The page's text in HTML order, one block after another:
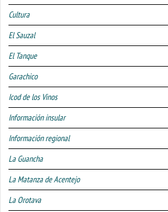
Cultura
El Sauzal
El Tanque
Garachico
Icod de los Vinos
Información insular
Información regional
La Guancha
La Matanza de Acentejo
La Orotava